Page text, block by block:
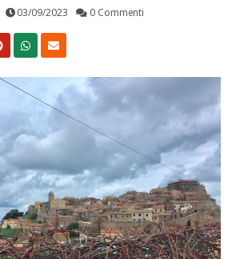
03/09/2023 0 Commenti